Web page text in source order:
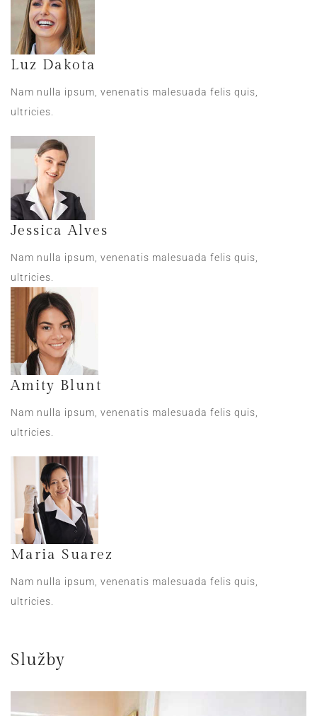
Luz Dakota
Nam nulla ipsum, venenatis malesuada felis quis,
ultricies.
Jessica Alves
Nam nulla ipsum, venenatis malesuada felis quis,
ultricies.
Amity Blunt
Nam nulla ipsum, venenatis malesuada felis quis,
ultricies.
Maria Suarez
Nam nulla ipsum, venenatis malesuada felis quis,
ultricies.
Služby